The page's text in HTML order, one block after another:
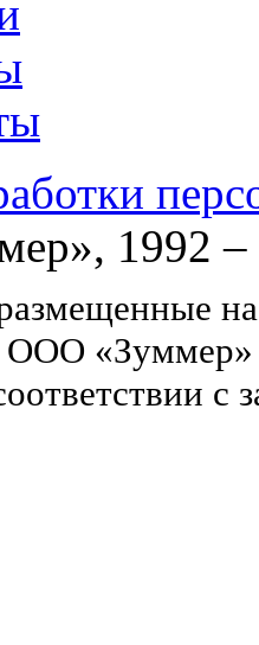
1992 –
ООО «Зуммер»
с